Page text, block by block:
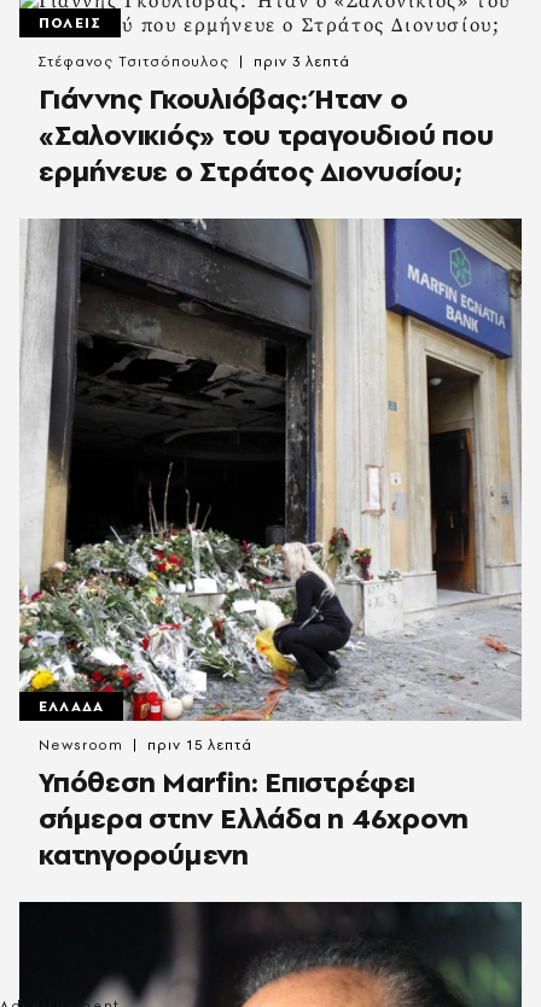
ΠΟΛΕΙΣ
Γιάννης Γκουλιόβας: Ήταν ο
«Σαλονικιός» του τραγουδιού που
ερμήνευε ο Στράτος Διονυσίου;
Στέφανος Τσιτσόπουλος πριν 3 λεπτά
ΕΛΛΑΔΑ
Υπόθεση Marfin: Επιστρέφει
σήμερα στην Ελλάδα η 46χρονη
κατηγορούμενη
Newsroom πριν 15 λεπτά